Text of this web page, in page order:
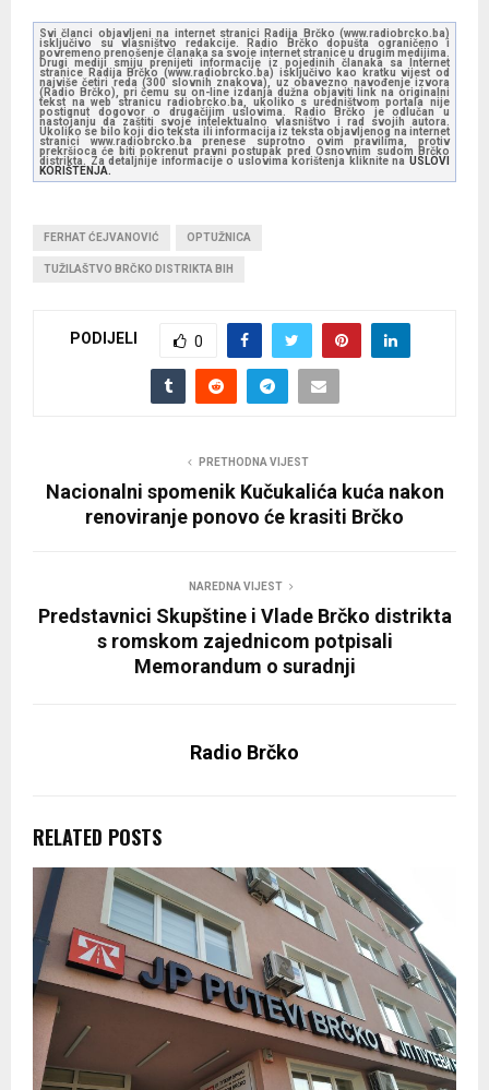
Svi članci objavljeni na internet stranici Radija Brčko (www.radiobrcko.ba)
isključivo su vlasništvo redakcije. Radio Brčko dopušta ograničeno i
povremeno prenošenje članaka sa svoje internet stranice u drugim medijima.
Drugi mediji smiju prenijeti informacije iz pojedinih članaka sa Internet
stranice Radija Brčko (www.radiobrcko.ba) isključivo kao kratku vijest od
najviše četiri reda (300 slovnih znakova), uz obavezno navođenje izvora
(Radio Brčko), pri čemu su on-line izdanja dužna objaviti link na originalni
tekst na web stranicu radiobrcko.ba, ukoliko s uredništvom portala nije
postignut dogovor o drugačijim uslovima. Radio Brčko je odlučan u
nastojanju da zaštiti svoje intelektualno vlasništvo i rad svojih autora.
Ukoliko se bilo koji dio teksta ili informacija iz teksta objavljenog na internet
stranici www.radiobrcko.ba prenese suprotno ovim pravilima, protiv
prekršioca će biti pokrenut pravni postupak pred Osnovnim sudom Brčko
distrikta. Za detaljnije informacije o uslovima korištenja kliknite na USLOVI
KORIŠTENJA.
FERHAT ĆEJVANOVIĆ OPTUŽNICA
TUŽILAŠTVO BRČKO DISTRIKTA BIH
PODIJELI 0
PRETHODNA VIJEST
Nacionalni spomenik Kučukalića kuća nakon
renoviranje ponovo će krasiti Brčko
NAREDNA VIJEST
Predstavnici Skupštine i Vlade Brčko distrikta
s romskom zajednicom potpisali
Memorandum o suradnji
Radio Brčko
RELATED POSTS